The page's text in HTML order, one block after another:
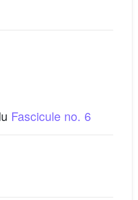
Fascicule no. 6